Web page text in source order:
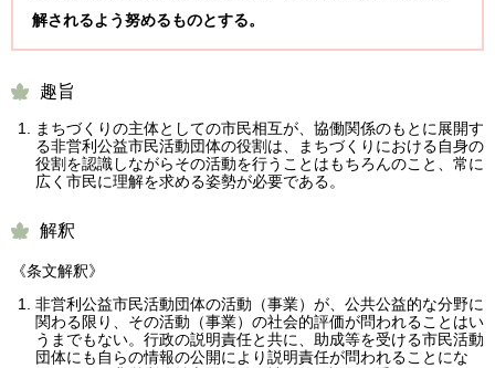
解されるよう努めるものとする。
趣旨
まちづくりの主体としての市民相互が、協働関係のもとに展開す
る非営利公益市民活動団体の役割は、まちづくりにおける自身の
役割を認識しながらその活動を行うことはもちろんのこと、常に
広く市民に理解を求める姿勢が必要である。
解釈
《条文解釈》
非営利公益市民活動団体の活動（事業）が、公共公益的な分野に
関わる限り、その活動（事業）の社会的評価が問われることはい
うまでもない。行政の説明責任と共に、助成等を受ける市民活動
団体にも自らの情報の公開により説明責任が問われることにな